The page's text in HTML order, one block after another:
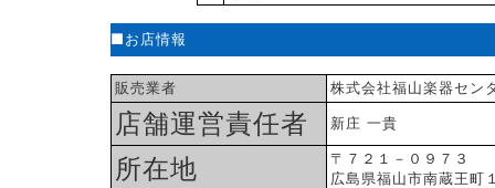
■お店情報
販売業者 株式会社福山楽器セン
店舗運営責任者 新庄 一貴
所在地
〒７２１－０９７３
広島県福山市南蔵王町